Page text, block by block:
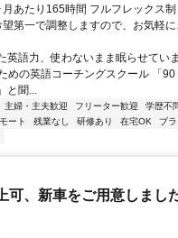
あたり165時間 フルフレックス制
第一で調整しますので、お気軽に
英語力、使わないまま眠らせてい
めの英語コーチングスクール 「
と聞...
主婦・主夫歓迎 フリーター歓迎 学歴不
ート 残業なし 研修あり 在宅OK ブ
、新車をご用意しまし